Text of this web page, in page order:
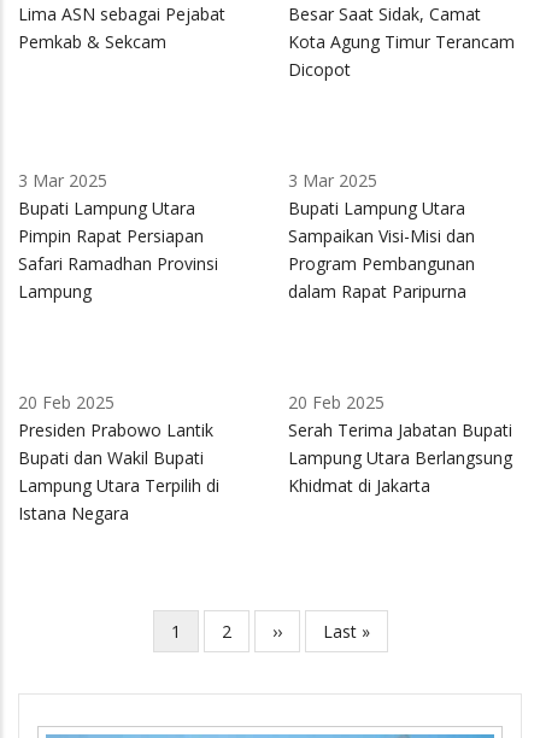
Lima ASN sebagai Pejabat
Pemkab & Sekcam
Besar Saat Sidak, Camat
Kota Agung Timur Terancam
Dicopot
3 Mar 2025
Bupati Lampung Utara
Pimpin Rapat Persiapan
Safari Ramadhan Provinsi
Lampung
3 Mar 2025
Bupati Lampung Utara
Sampaikan Visi-Misi dan
Program Pembangunan
dalam Rapat Paripurna
20 Feb 2025
Presiden Prabowo Lantik
Bupati dan Wakil Bupati
Lampung Utara Terpilih di
Istana Negara
20 Feb 2025
Serah Terima Jabatan Bupati
Lampung Utara Berlangsung
Khidmat di Jakarta
Current
page
1 Page
2
Next
page
››
Last
page
Last »